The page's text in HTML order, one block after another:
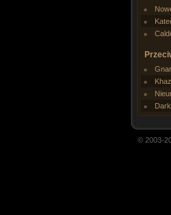
© 2003-